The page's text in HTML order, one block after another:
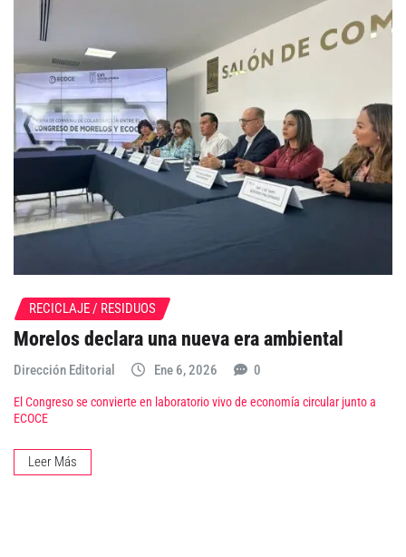
RECICLAJE / RESIDUOS
Morelos declara una nueva era ambiental
Dirección Editorial Ene 6, 2026 0
El Congreso se convierte en laboratorio vivo de economía circular junto a
ECOCE
Leer Más